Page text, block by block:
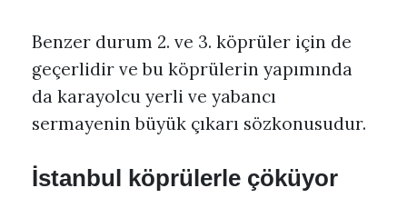
Benzer durum 2. ve 3. köprüler için de
geçerlidir ve bu köprülerin yapımında
da karayolcu yerli ve yabancı
sermayenin büyük çıkarı sözkonusudur.
İstanbul köprülerle çöküyor